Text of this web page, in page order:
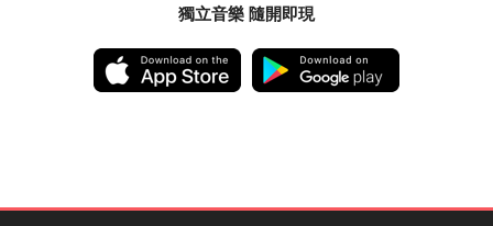
獨立音樂 隨開即現